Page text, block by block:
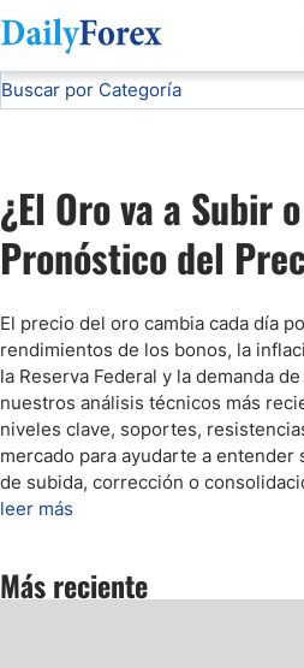
Divulgación del Anunciante
Buscar por Categoría
Análisis de Mercados Bursátiles
Pronóstico del S&P 500 Hoy
Pronóstico del EUR/USD
Pronóstico Peso Mexicano
Pronóstico del Nasdaq 100 Hoy
¿El Oro va a Subir
Pronóstico del
El precio del oro cambia cada día
rendimientos de los bonos, la
la Reserva Federal y la demanda
nuestros análisis técnicos más
niveles clave, soportes,
mercado para ayudarte a entender
de subida, corrección o
leer más
Más reciente